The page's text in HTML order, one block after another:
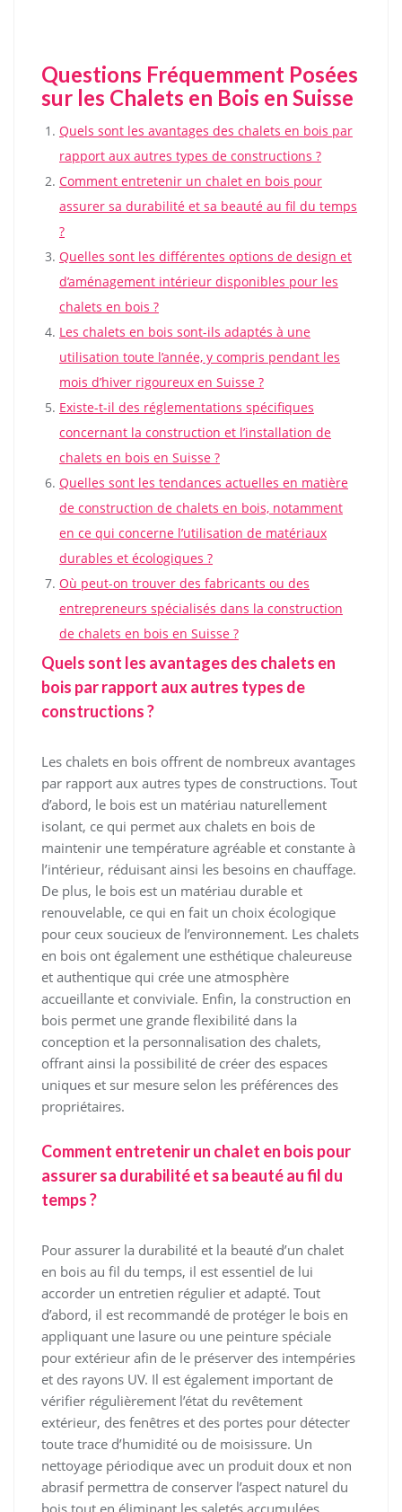
Questions Fréquemment Posées
sur les Chalets en Bois en Suisse
Quels sont les avantages des chalets en bois par
rapport aux autres types de constructions ?
Comment entretenir un chalet en bois pour
assurer sa durabilité et sa beauté au fil du temps
?
Quelles sont les différentes options de design et
d’aménagement intérieur disponibles pour les
chalets en bois ?
Les chalets en bois sont-ils adaptés à une
utilisation toute l’année, y compris pendant les
mois d’hiver rigoureux en Suisse ?
Existe-t-il des réglementations spécifiques
concernant la construction et l’installation de
chalets en bois en Suisse ?
Quelles sont les tendances actuelles en matière
de construction de chalets en bois, notamment
en ce qui concerne l’utilisation de matériaux
durables et écologiques ?
Où peut-on trouver des fabricants ou des
entrepreneurs spécialisés dans la construction
de chalets en bois en Suisse ?
Quels sont les avantages des chalets en
bois par rapport aux autres types de
constructions ?
Les chalets en bois offrent de nombreux avantages
par rapport aux autres types de constructions. Tout
d’abord, le bois est un matériau naturellement
isolant, ce qui permet aux chalets en bois de
maintenir une température agréable et constante à
l’intérieur, réduisant ainsi les besoins en chauffage.
De plus, le bois est un matériau durable et
renouvelable, ce qui en fait un choix écologique
pour ceux soucieux de l’environnement. Les chalets
en bois ont également une esthétique chaleureuse
et authentique qui crée une atmosphère
accueillante et conviviale. Enfin, la construction en
bois permet une grande flexibilité dans la
conception et la personnalisation des chalets,
offrant ainsi la possibilité de créer des espaces
uniques et sur mesure selon les préférences des
propriétaires.
Comment entretenir un chalet en bois pour
assurer sa durabilité et sa beauté au fil du
temps ?
Pour assurer la durabilité et la beauté d’un chalet
en bois au fil du temps, il est essentiel de lui
accorder un entretien régulier et adapté. Tout
d’abord, il est recommandé de protéger le bois en
appliquant une lasure ou une peinture spéciale
pour extérieur afin de le préserver des intempéries
et des rayons UV. Il est également important de
vérifier régulièrement l’état du revêtement
extérieur, des fenêtres et des portes pour détecter
toute trace d’humidité ou de moisissure. Un
nettoyage périodique avec un produit doux et non
abrasif permettra de conserver l’aspect naturel du
bois tout en éliminant les saletés accumulées.